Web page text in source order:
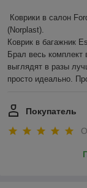
Коврики в салон
(Norplast).
Коврик в багажник
Брал весь комплект
выглядят в разы
просто идеально.
Покупатель